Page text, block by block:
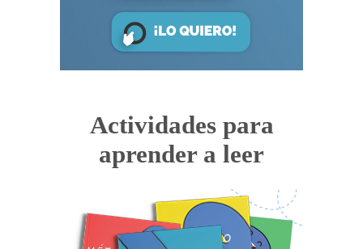
Actividades para
aprender a leer